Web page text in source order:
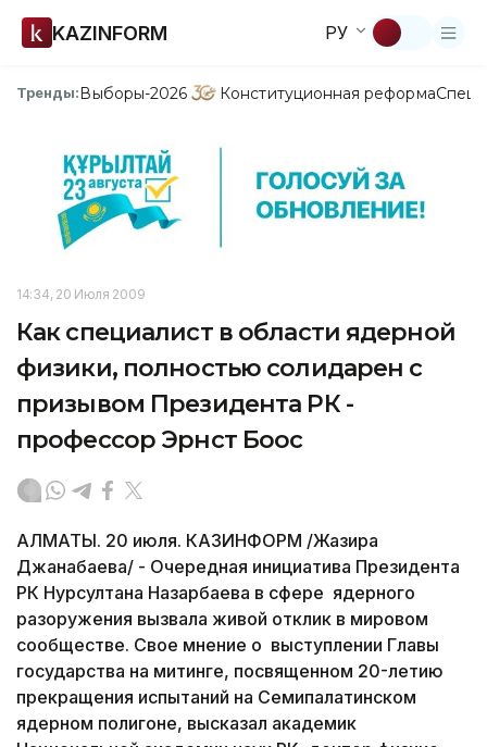
KAZINFORM РУ
Тренды:Выборы-2026 Конституционная реформа
14:34, 20 Июля 2009
Как специалист в области ядерной
физики, полностью солидарен с
призывом Президента РК -
профессор Эрнст Боос
АЛМАТЫ. 20 июля. КАЗИНФОРМ /Жазира
Джанабаева/ - Очередная инициатива Президента
РК Нурсултана Назарбаева в сфере ядерного
разоружения вызвала живой отклик в мировом
сообществе. Свое мнение о выступлении Главы
государства на митинге, посвященном 20-летию
прекращения испытаний на Семипалатинском
ядерном полигоне, высказал академик